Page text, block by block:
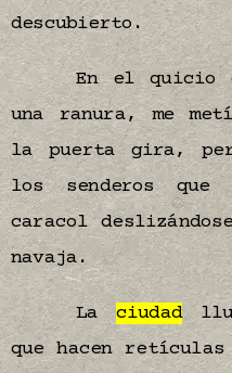
descubierto.
En el quicio
una ranura, me
la puerta gira,
los senderos
caracol
navaja.
Laciudad
que hacen